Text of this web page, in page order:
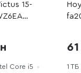
15-
16 ГБ /
/ GeForce
Core i5
i5-
1 ТБ